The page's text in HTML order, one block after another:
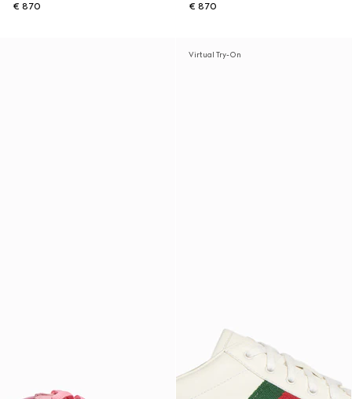
€ 870
€ 870
Virtual Try-On